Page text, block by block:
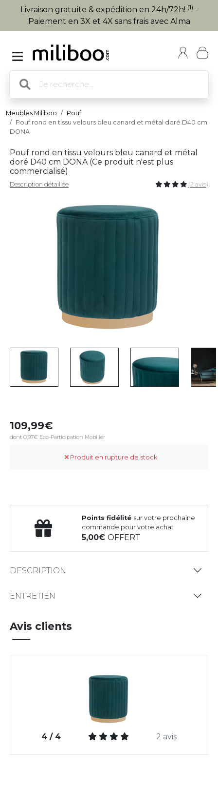
Livraison gratuite & expédition en 24h/72h! (1) -
Paiement en 3X et 4X sans frais avec Alma
Meubles Miliboo
Pouf
Pouf rond en tissu velours bleu canard et métal doré D40 cm
DONA
Pouf rond en tissu velours bleu canard et métal
doré D40 cm DONA (Ce produit n'est plus
commercialisé)
Description détaillée (2 avis)
109,99
dont 0,97€ Eco-Participation Mobilier
Produit en rupture de stock
Points fidélité sur votre prochaine
commande pour votre achat
5,00OFFERT
DESCRIPTION
ENTRETIEN
Avis clients
4 / 4 2 avis